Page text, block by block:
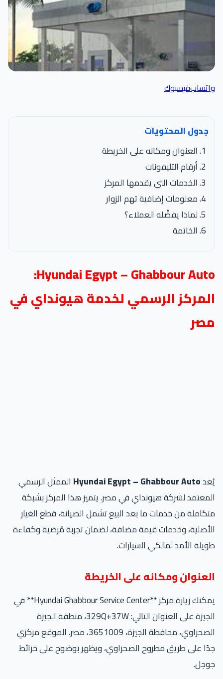
واتسابفيسبوك
جدول المحتويات
العنوان ومكانه على الخريطة
أرقام التليفونات
الخدمات التي يقدمها المركز
معلومات إضافية تهم الزوار
لماذا يفضِّله العملاء؟
الخاتمة
Hyundai Egypt – Ghabbour Auto:
المركز الرسمي لخدمة هيونداي في
مصر
يُعدHyundai Egypt – Ghabbour Auto الممثل الرسمي
المعتمد لشركة هيونداي في مصر. يتميز هذا المركز بشبكة
متكاملة من خدمات ما بعد البيع تشمل الصيانة، قطع الغيار
الأصلية، وخدمات قيمة مضافة، لضمان تجربة مُرضية وكفاءة
طويلة الأمد لمالكي السيارات.
العنوان ومكانه على الخريطة
يمكنك زيارة مركز **Hyundai Ghabbour Service Center** في
الجيزة على العنوان التالي: 329Q+37W، منطقة الجيزة
الصحراوي، محافظة الجيزة، 3651009، مصر. الموقع مركزي
جدًا على طريق مطروح الصحراوي، ويظهر بوضوح على خرائط
جوجل.